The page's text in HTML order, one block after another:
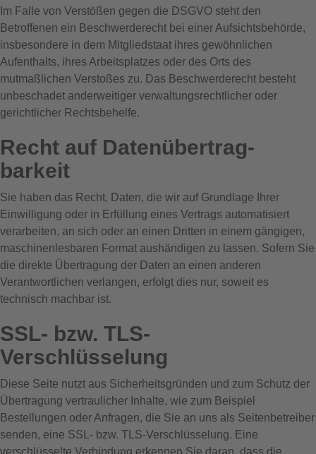
Im Falle von Verstößen gegen die DSGVO steht den
Betroffenen ein Beschwerderecht bei einer Aufsichtsbehörde,
insbesondere in dem Mitgliedstaat ihres gewöhnlichen
Aufenthalts, ihres Arbeitsplatzes oder des Orts des
mutmaßlichen Verstoßes zu. Das Beschwerderecht besteht
unbeschadet anderweitiger verwaltungsrechtlicher oder
gerichtlicher Rechtsbehelfe.
Recht auf Daten­übertrag­
barkeit
Sie haben das Recht, Daten, die wir auf Grundlage Ihrer
Einwilligung oder in Erfüllung eines Vertrags automatisiert
verarbeiten, an sich oder an einen Dritten in einem gängigen,
maschinenlesbaren Format aushändigen zu lassen. Sofern Sie
die direkte Übertragung der Daten an einen anderen
Verantwortlichen verlangen, erfolgt dies nur, soweit es
technisch machbar ist.
SSL- bzw. TLS-
Verschlüsselung
Diese Seite nutzt aus Sicherheitsgründen und zum Schutz der
Übertragung vertraulicher Inhalte, wie zum Beispiel
Bestellungen oder Anfragen, die Sie an uns als Seitenbetreiber
senden, eine SSL- bzw. TLS-Verschlüsselung. Eine
verschlüsselte Verbindung erkennen Sie daran, dass die